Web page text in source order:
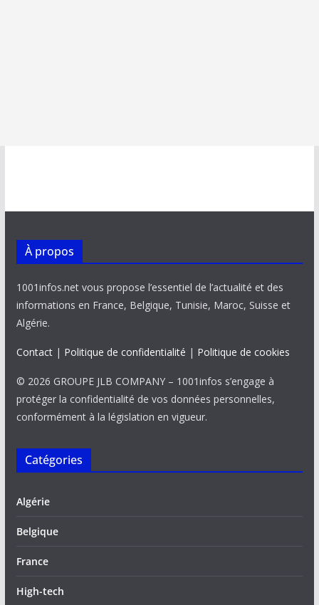
À propos
1001infos.net vous propose l’essentiel de l’actualité et des
informations en France, Belgique, Tunisie, Maroc, Suisse et
Algérie.
Contact| Politique de confidentialité | Politique de cookies
© 2026 GROUPE JLB COMPANY – 1001infos s’engage à
protéger la confidentialité de vos données personnelles,
conformément à la législation en vigueur.
Catégories
Algérie
Belgique
France
High-tech